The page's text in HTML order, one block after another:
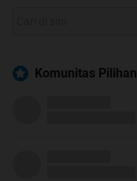
Komunitas Pilihan